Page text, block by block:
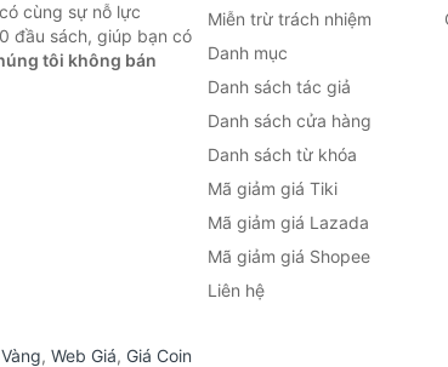
cùng sự nỗ lực
đầu sách, giúp bạn có
tôi không bán
Miễn trừ trách nhiệm
Danh mục
Danh sách tác giả
Danh sách cửa hàng
Danh sách từ khóa
Mã giảm giá Tiki
Mã giảm giá Lazada
Mã giảm giá Shopee
Liên hệ
, Web Giá, Giá Coin